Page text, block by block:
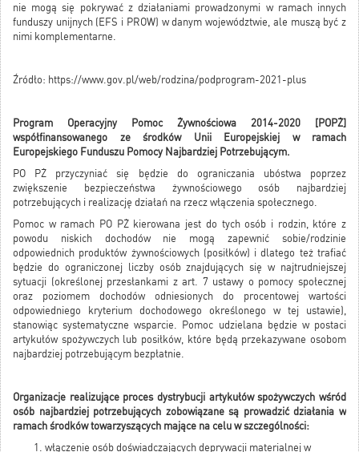
nie mogą się pokrywać z działaniami prowadzonymi w ramach innych
funduszy unijnych (EFS i PROW) w danym województwie, ale muszą być z
nimi komplementarne.
Źródło: https://www.gov.pl/web/rodzina/podprogram-2021-plus
Program Operacyjny Pomoc Żywnościowa 2014-2020 [POPŻ]
współfinansowanego ze środków Unii Europejskiej w ramach
Europejskiego Funduszu Pomocy Najbardziej Potrzebującym.
PO PŻ przyczyniać się będzie do ograniczania ubóstwa poprzez
zwiększenie bezpieczeństwa żywnościowego osób najbardziej
potrzebujących i realizację działań na rzecz włączenia społecznego.
Pomoc w ramach PO PŻ kierowana jest do tych osób i rodzin, które z
powodu niskich dochodów nie mogą zapewnić sobie/rodzinie
odpowiednich produktów żywnościowych (posiłków) i dlatego też trafiać
będzie do ograniczonej liczby osób znajdujących się w najtrudniejszej
sytuacji (określonej przesłankami z art. 7 ustawy o pomocy społecznej
oraz poziomem dochodów odniesionych do procentowej wartości
odpowiedniego kryterium dochodowego określonego w tej ustawie),
stanowiąc systematyczne wsparcie. Pomoc udzielana będzie w postaci
artykułów spożywczych lub posiłków, które będą przekazywane osobom
najbardziej potrzebującym bezpłatnie.
Organizacje realizujące proces dystrybucji artykułów spożywczych wśród
osób najbardziej potrzebujących zobowiązane są prowadzić działania w
ramach środków towarzyszących mające na celu w szczególności:
włączenie osób doświadczających deprywacji materialnej w